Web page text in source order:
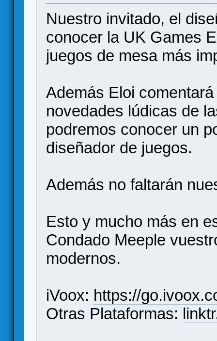
Nuestro invitado, el
conocer la UK Games
juegos de mesa más
Además Eloi
novedades lúdicas de
podremos conocer un
diseñador de juegos.
Además no faltarán
Esto y mucho más en
Condado Meeple
modernos.
iVoox: https://
Otras Plataformas: